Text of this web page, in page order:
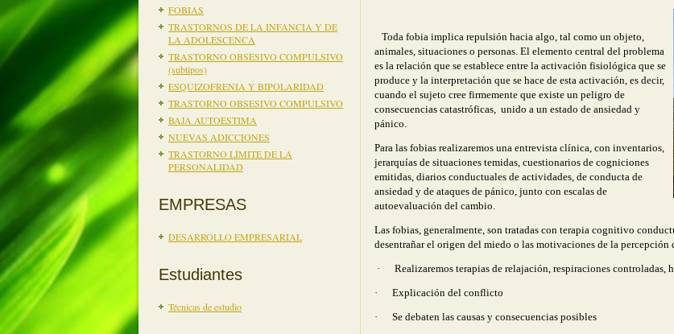
FOBIAS
TRASTORNOS DE LA INFANCIA Y DE
LA ADOLESCENCA
TRASTORNO OBSESIVO COMPULSIVO
(subtipos)
ESQUIZOFRENIA Y BIPOLARIDAD
TRASTORNO OBSESIVO COMPULSIVO
BAJA AUTOESTIMA
NUEVAS ADICCIONES
TRASTORNO LÍMITE DE LA
PERSONALIDAD
EMPRESAS
DESARROLLO EMPRESARIAL
Estudiantes
Técnicas de estudio
Toda fobia implica repulsión hacia algo, tal como un objeto,
animales, situaciones o personas. El elemento central del problema
es la relación que se establece entre la activación fisiológica que se
produce y la interpretación que se hace de esta activación, es decir,
cuando el sujeto cree firmemente que existe un peligro de
consecuencias catastróficas, unido a un estado de ansiedad y
pánico.
Para las fobias realizaremos una entrevista clínica, con inventarios,
jerarquías de situaciones temidas, cuestionarios de cogniciones
emitidas, diarios conductuales de actividades, de conducta de
ansiedad y de ataques de pánico, junto con escalas de
autoevaluación del cambio.
Las fobias, generalmente, son tratadas con terapia cognitivo
desentrañar el origen del miedo o las motivaciones de la
·
Realizaremos terapias de relajación, respiraciones
·
Explicación del conflicto
·
Se debaten las causas y consecuencias posibles